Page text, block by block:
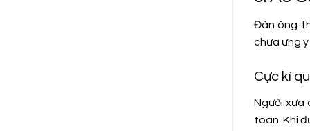
Đàn ông
chưa ưng
Cực kì
Người xưa
toàn. Khi